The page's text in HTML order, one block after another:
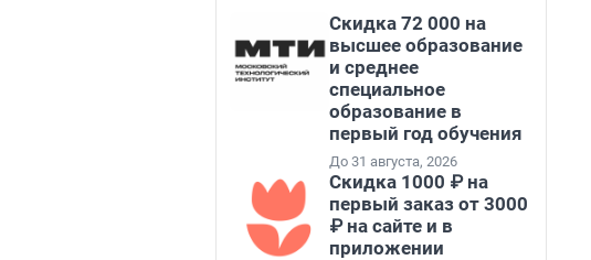
Скидка 72 000 на
высшее образование
и среднее
специальное
образование в
первый год обучения
До 31 августа, 2026
Скидка 1000 ₽ на
первый заказ от 3000
₽ на сайте и в
приложении